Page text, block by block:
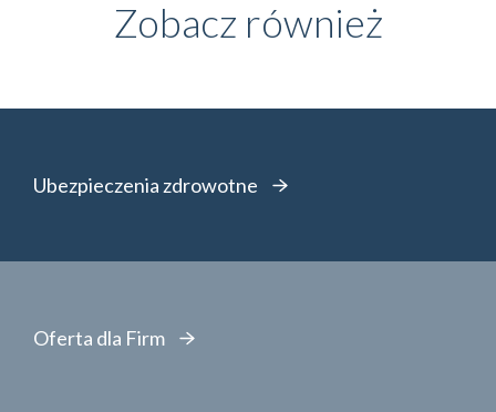
Zobacz również
Ubezpieczenia zdrowotne
Oferta dla Firm